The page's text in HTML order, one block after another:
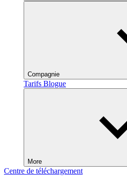
Compagnie
Tarifs Blogue
More
Centre de téléchargement